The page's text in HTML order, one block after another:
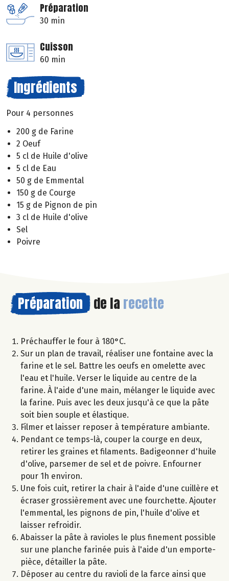
Préparation
30 min
Cuisson
60 min
Ingrédients
Pour 4 personnes
200 g de Farine
2 Oeuf
5 cl de Huile d'olive
5 cl de Eau
50 g de Emmental
150 g de Courge
15 g de Pignon de pin
3 cl de Huile d'olive
Sel
Poivre
Préparation de la recette
Préchauffer le four à 180°C.
Sur un plan de travail, réaliser une fontaine avec la
farine et le sel. Battre les oeufs en omelette avec
l'eau et l'huile. Verser le liquide au centre de la
farine. À l'aide d'une main, mélanger le liquide avec
la farine. Puis avec les deux jusqu'à ce que la pâte
soit bien souple et élastique.
Filmer et laisser reposer à température ambiante.
Pendant ce temps-là, couper la courge en deux,
retirer les graines et filaments. Badigeonner d'huile
d'olive, parsemer de sel et de poivre. Enfourner
pour 1h environ.
Une fois cuit, retirer la chair à l'aide d'une cuillère et
écraser grossièrement avec une fourchette. Ajouter
l'emmental, les pignons de pin, l'huile d'olive et
laisser refroidir.
Abaisser la pâte à ravioles le plus finement possible
sur une planche farinée puis à l'aide d'un emporte-
pièce, détailler la pâte.
Déposer au centre du ravioli de la farce ainsi que